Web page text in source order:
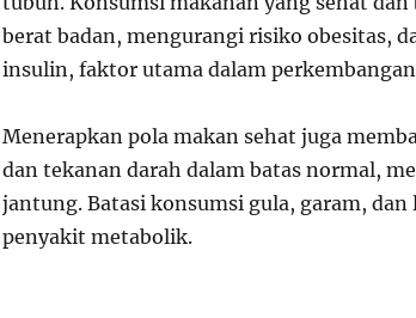
berat badan, mengurangi risiko obesitas,
insulin, faktor utama dalam
Menerapkan pola makan sehat juga
dan tekanan darah dalam batas normal,
jantung. Batasi konsumsi gula, garam,
penyakit metabolik.